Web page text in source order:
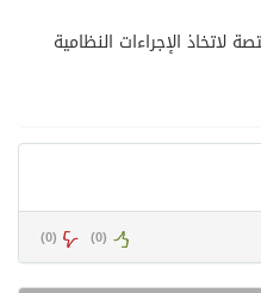
لاتخاذ الإجراءات النظامية
(
0
) (
0
)